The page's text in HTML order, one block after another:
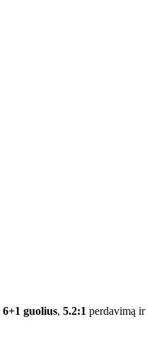
6+1 guolius, 5.2:1 perdavimą ir